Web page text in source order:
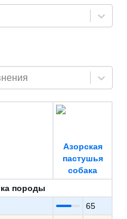
Азорская
пастушья
собака
породы
65